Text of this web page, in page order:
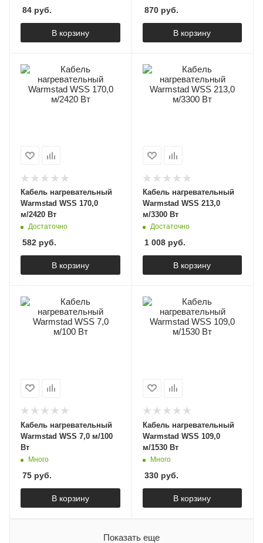
84 руб.
В корзину
870руб.
В корзину
Кабель нагревательный
Warmstad WSS 170,0
м/2420 Вт
Достаточно
582 руб.
В корзину
Кабель нагревательный
Warmstad WSS 213,0
м/3300 Вт
Достаточно
1 008руб.
В корзину
Кабель нагревательный
Warmstad WSS 7,0 м/100
Вт
Много
75 руб.
В корзину
Кабель нагревательный
Warmstad WSS 109,0
м/1530 Вт
Много
330руб.
В корзину
Показать еще